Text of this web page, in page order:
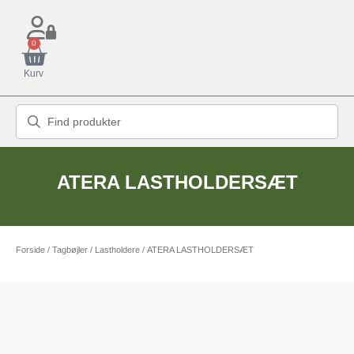
0
Kurv
ATERA LASTHOLDERSÆT
Forside / Tagbøjler / Lastholdere / ATERA LASTHOLDERSÆT